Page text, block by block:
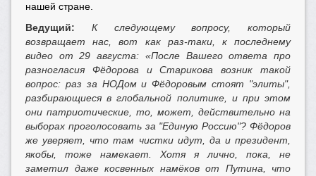
нашей стране.
Ведущий: К следующему вопросу, который
возвращает нас, вот как раз-таки, к последнему
видео от 29 августа: «После Вашего ответа про
разногласия Фёдорова и Старикова возник такой
вопрос: раз за НОДом и Фёдоровым стоят "элиты",
разбирающиеся в глобальной политике, и при этом
они патриотические, то, может, действительно на
выборах проголосовать за "Единую Россию"? Фёдоров
же уверяет, что там чистки идут, да и президент,
якобы, тоже намекает. Хотя я лично, пока, не
заметил даже косвенных намёков от Путина, что